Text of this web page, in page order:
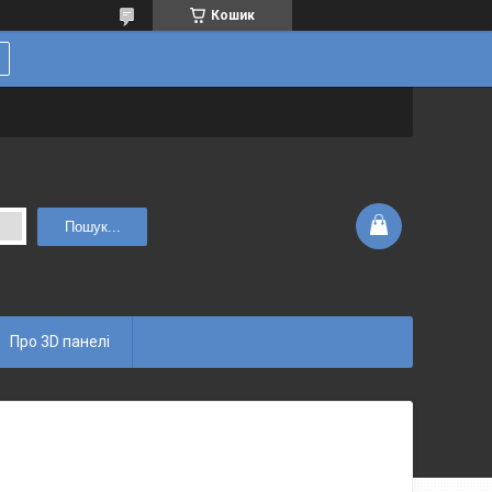
Кошик
Пошук...
Про 3D панелі